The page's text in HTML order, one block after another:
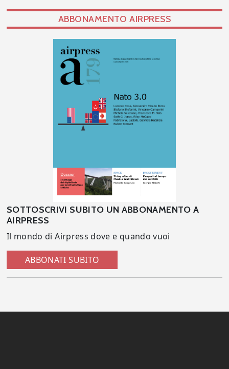
ABBONAMENTO AIRPRESS
SOTTOSCRIVI SUBITO UN ABBONAMENTO A
AIRPRESS
Il mondo di Airpress dove e quando vuoi
ABBONATI SUBITO